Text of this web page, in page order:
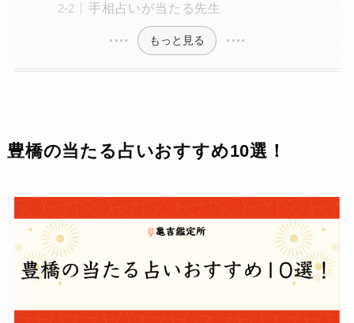
手相占いが当たる先生
もっと見る
豊橋の当たる占いおすすめ10選！